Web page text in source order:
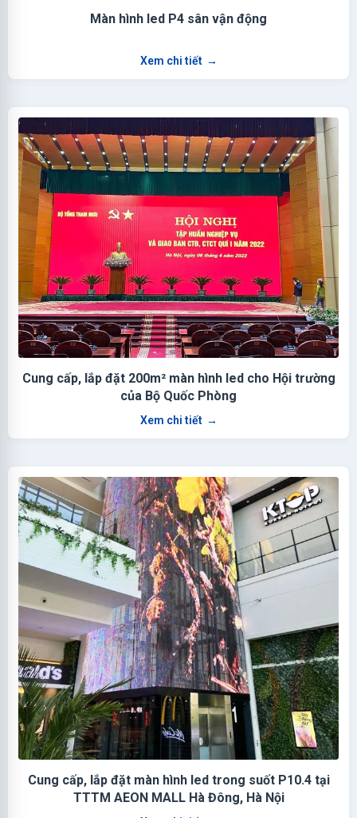
Màn hình led P4 sân vận động
Xem chi tiết →
Cung cấp, lắp đặt 200m² màn hình led cho Hội trường
của Bộ Quốc Phòng
Xem chi tiết →
Cung cấp, lắp đặt màn hình led trong suốt P10.4 tại
TTTM AEON MALL Hà Đông, Hà Nội